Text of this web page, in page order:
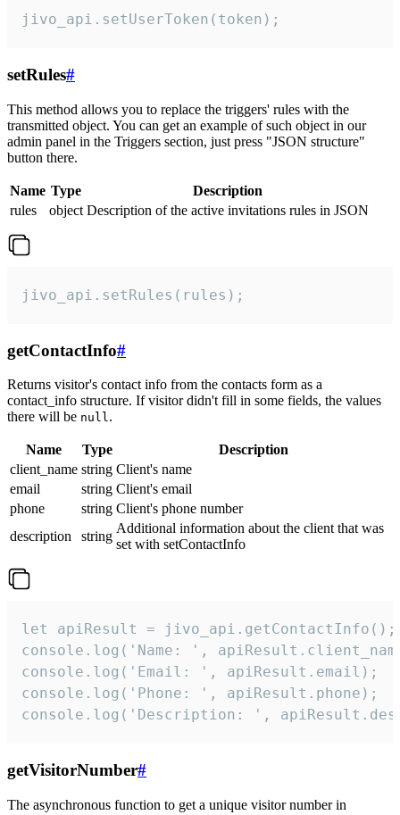
jivo_api.setUserToken(token);
setRules#
This method allows you to replace the triggers' rules with the
transmitted object. You can get an example of such object in our
admin panel in the Triggers section, just press "JSON structure"
button there.
Name Type
Description
rules
object Description of the active invitations rules in JSON
jivo_api.setRules(rules);
getContactInfo#
Returns visitor's contact info from the contacts form as a
contact_info structure. If visitor didn't fill in some fields, the values
there will be null.
Name Type
Description
client_name string Client's name
email
string Client's email
phone
string Client's phone number
description
string
Additional information about the client that was
set with setContactInfo
let apiResult = jivo_api.getContactInfo();
console.log('Name: ',
console.log('Email: ', apiResult.email);
console.log('Phone: ', apiResult.phone);
console.log('Description: ',
getVisitorNumber#
The asynchronous function to get a unique visitor number in